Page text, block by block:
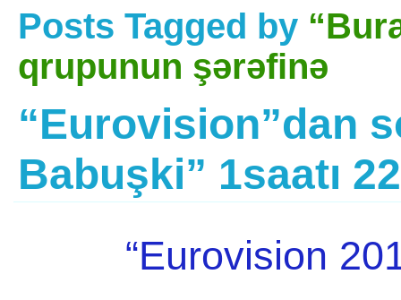
Posts Tagged by
qrupunun şərəfinə
“Eurovision”dan
Babuşki” 1saatı
“Eurovision